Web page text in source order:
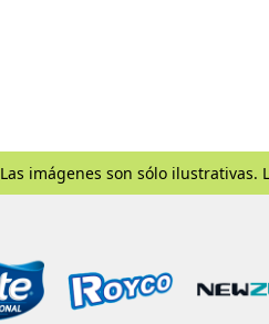
Las imágenes son sólo ilustrativas.